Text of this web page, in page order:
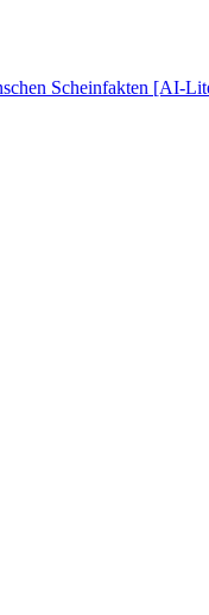
Scheinfakten [AI-